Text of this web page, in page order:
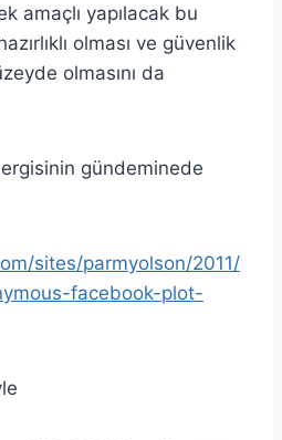
amaçlı yapılacak bu
olması ve güvenlik
olmasını da
gündeminede
sites/parmyolson/2011/
facebook-plot-